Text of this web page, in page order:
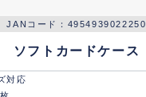
4954939022250
ソフトカードケース
対応